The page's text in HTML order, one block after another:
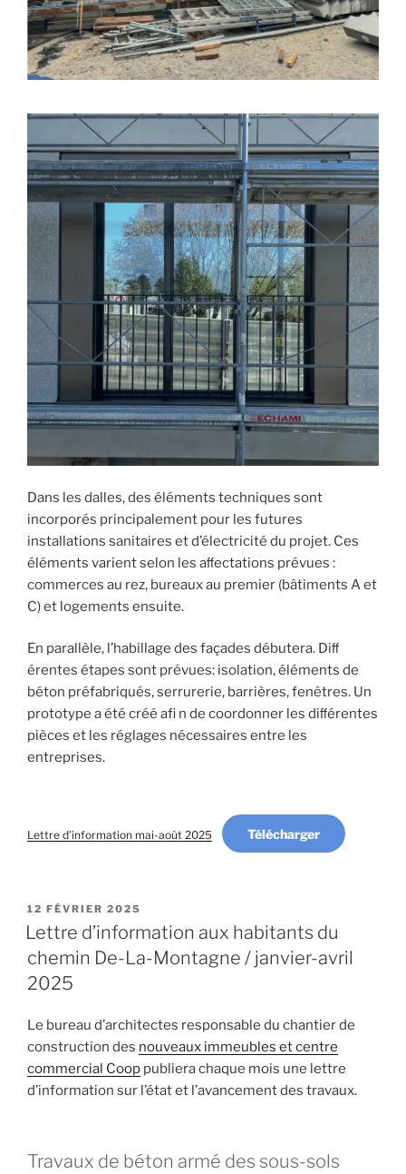
Dans les dalles, des éléments techniques sont
incorporés principalement pour les futures
installations sanitaires et d’électricité du projet. Ces
éléments varient selon les aﬀectations prévues :
commerces au rez, bureaux au premier (bâtiments A et
C) et logements ensuite.
En parallèle, l’habillage des façades débutera. Diﬀ
érentes étapes sont prévues: isolation, éléments de
béton préfabriqués, serrurerie, barrières, fenêtres. Un
prototype a été créé afi n de coordonner les diﬀérentes
pièces et les réglages nécessaires entre les
entreprises.
Lettre d’information mai-août 2025 Télécharger
PUBLIÉ
LE
12 FÉVRIER 2025
Lettre d’information aux habitants du
chemin De-La-Montagne / janvier-avril
2025
Le bureau d’architectes responsable du chantier de
construction des nouveaux immeubles et centre
commercial Coop publiera chaque mois une lettre
d’information sur l’état et l’avancement des travaux.
Travaux de béton armé des sous-sols